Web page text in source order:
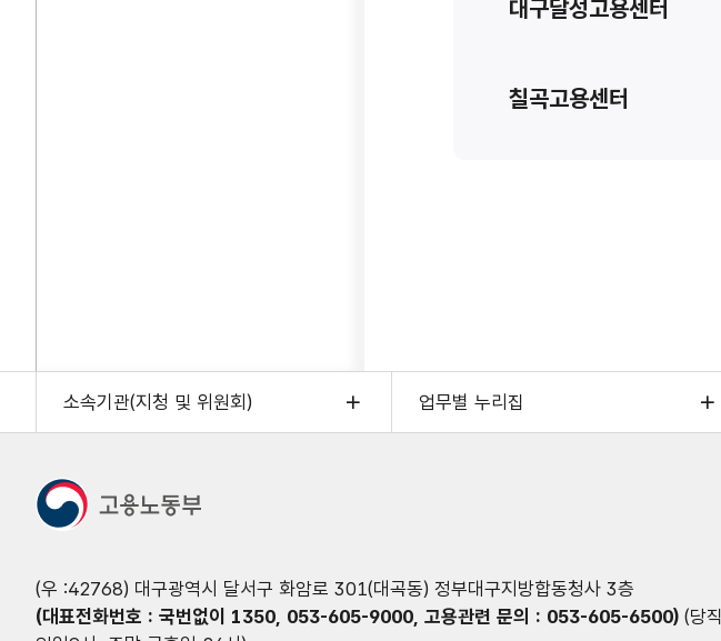
대구달성고용센터
칠곡고용센터
소속기관(지청 및 위원회) 업무별 누리집
(우 :42768) 대구광역시 달서구 화암로 301(대곡동) 정부대구지방합동청사 3층
(대표전화번호 : 국번없이 1350, 053-605-9000, 고용관련 문의 : 053-605-6500) (당